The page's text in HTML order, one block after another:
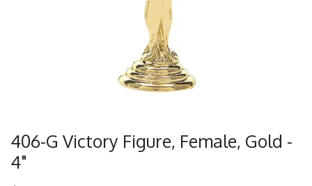
406-G Victory Figure, Female, Gold -
4"